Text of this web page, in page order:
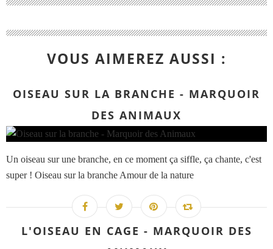
VOUS AIMEREZ AUSSI :
OISEAU SUR LA BRANCHE - MARQUOIR
DES ANIMAUX
Un oiseau sur une branche, en ce moment ça siffle, ça chante, c'est
super ! Oiseau sur la branche Amour de la nature
L'OISEAU EN CAGE - MARQUOIR DES